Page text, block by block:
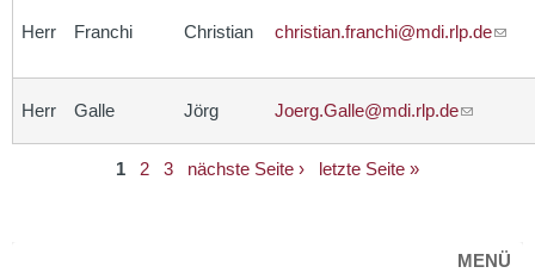
Herr Franchi Christian christian.franchi@mdi.rlp.de
Herr Galle Jörg Joerg.Galle@mdi.rlp.de
1 2 3 nächste Seite › letzte Seite »
MENÜ